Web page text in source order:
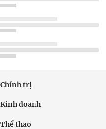
Chính trị
Kinh doanh
Thể thao